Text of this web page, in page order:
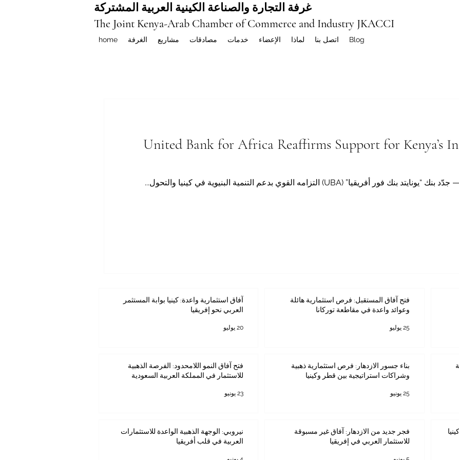
غرفة التجارة والصناعة الكينية العربية المشتركة
The Joint Kenya-Arab Chamber of Commerce and Industry JKACCI
home الغرفة مشاريع مصادقات خدمات الإعضاء لماذا اتصل بنا Blog
United Bank for Africa Reaffirms Support for Kenya’s
فتح آفاق المستقبل: فرص استثمارية هائلة
وعوائد واعدة في مقاطعة توركانا
25 يوليو
آفاق استثمارية واعدة: كينيا بوابة المستثمر
العربي نحو إفريقيا
20 يوليو
بناء جسور الازدهار: فرص استثمارية ذهبية
وشراكات استراتيجية بين قطر وكينيا
25 يونيو
فتح آفاق النمو اللامحدود: الفرصة الذهبية
للاستثمار في المملكة العربية السعودية
23 يونيو
فجر جديد من الازدهار: آفاق غير مسبوقة
للاستثمار العربي في إفريقيا
نيروبي: الوجهة الذهبية الواعدة للاستثمارات
العربية في قلب أفريقيا